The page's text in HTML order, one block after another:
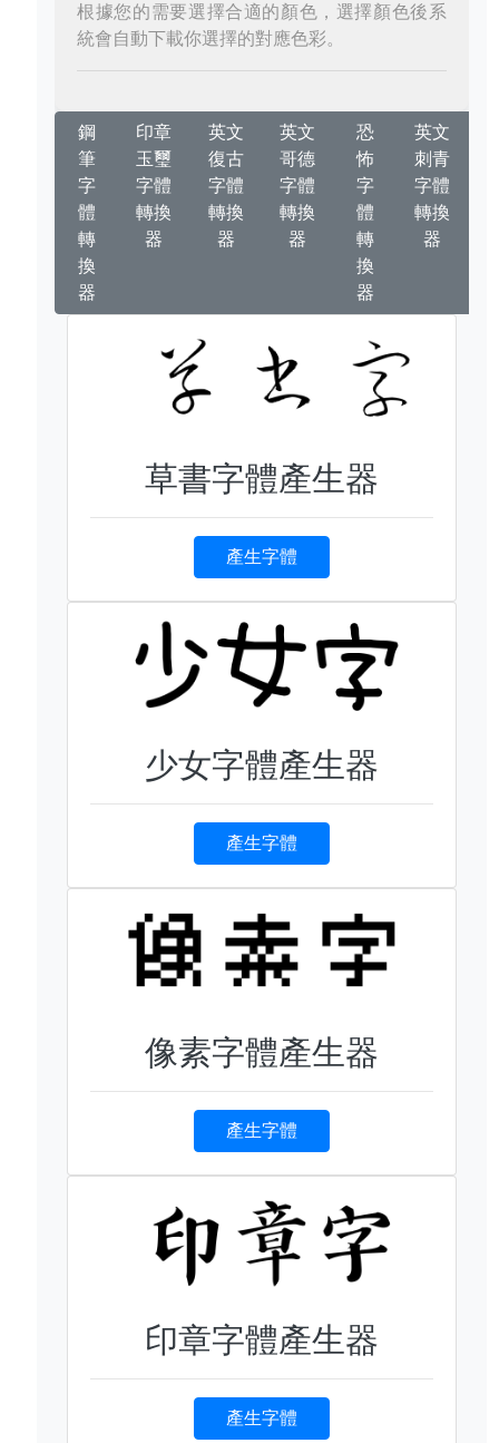
根據您的需要選擇合適的顏色，選擇顏色後系
統會自動下載你選擇的對應色彩。
鋼
筆
字
體
轉
換
器
印章
玉璽
字體
轉換
器
英文
復古
字體
轉換
器
英文
哥德
字體
轉換
器
恐
怖
字
體
轉
換
器
英文
刺青
字體
轉換
器
草書字體產生器
產生字體
少女字體產生器
產生字體
像素字體產生器
產生字體
印章字體產生器
產生字體